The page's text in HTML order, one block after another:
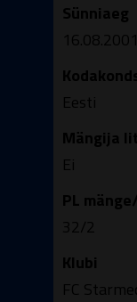
Sünniaeg
16.08.2001
Eesti
Mängija
Ei
PL
32/2
Klubi
FC